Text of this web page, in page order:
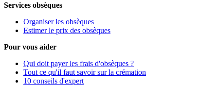
Services obsèques
Organiser les obsèques
Estimer le prix des obsèques
Pour vous aider
Qui doit payer les frais d'obsèques ?
Tout ce qu'il faut savoir sur la crémation
10 conseils d'expert